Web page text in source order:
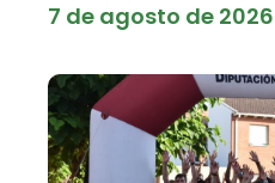
7 de agosto de 2026